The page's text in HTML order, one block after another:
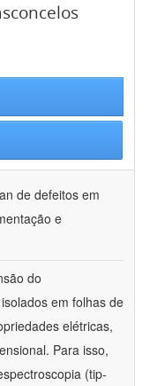
de defeitos em
e
do
em folhas de
elétricas,
Para isso,
(tip-